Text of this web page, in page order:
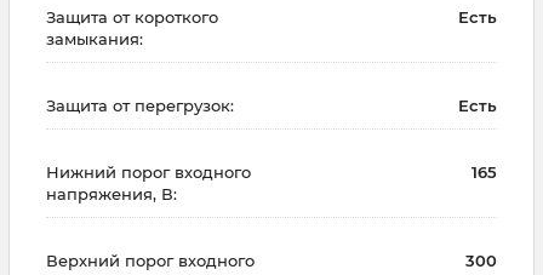
Защита от короткого
замыкания:
Есть
Защита от перегрузок: Есть
Нижний порог входного
напряжения, В:
165
Верхний порог входного
300